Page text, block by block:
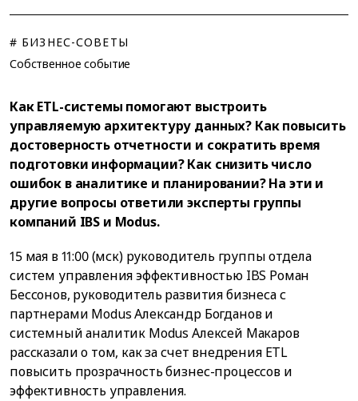
# БИЗНЕС-СОВЕТЫ
Собственное событие
Как ETL-системы помогают выстроить
управляемую архитектуру данных? Как повысить
достоверность отчетности и сократить время
подготовки информации? Как снизить число
ошибок в аналитике и планировании? На эти и
другие вопросы ответили эксперты группы
компаний IBS и Modus.
15 мая в 11:00 (мск) руководитель группы отдела
систем управления эффективностью IBS Роман
Бессонов, руководитель развития бизнеса с
партнерами Modus Александр Богданов и
системный аналитик Modus Алексей Макаров
рассказали о том, как за счет внедрения ETL
повысить прозрачность бизнес-процессов и
эффективность управления.